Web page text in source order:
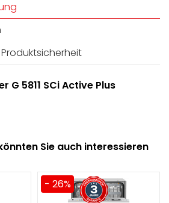
G 5811 SCi Active Plus
Sie auch interessieren
- 26%